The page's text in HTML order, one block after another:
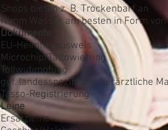
Shops bieten z. B. Trockenbarf an
Nimm Wasser am besten in Form
Dokumente
EU-Heimtierausweis
Microchip/Tättowierung
Tollwutimpfung
ggf. landesspezifische tierärztliche
Tasso-Registrierung
Leine
Ersatzleine